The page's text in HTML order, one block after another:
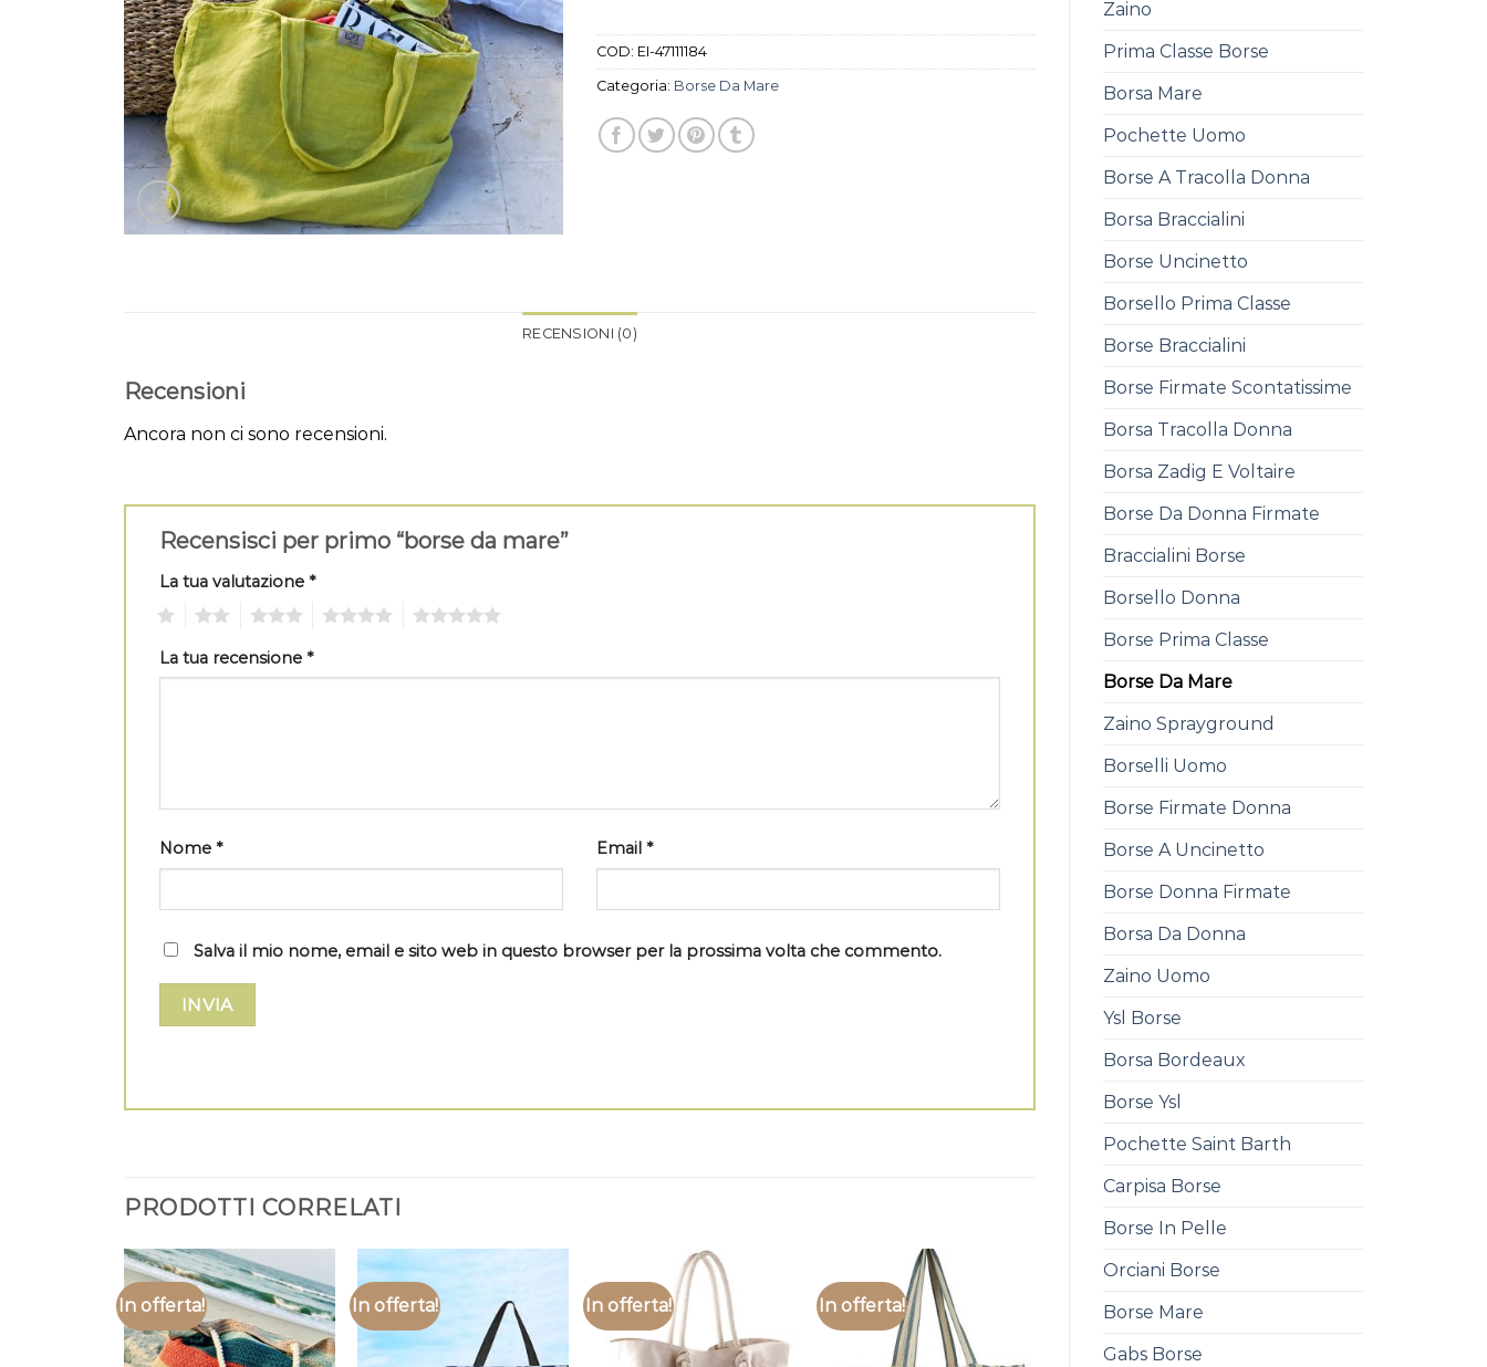
Zaino
Prima Classe Borse
Borsa Mare
Pochette Uomo
Borse A Tracolla Donna
Borsa Braccialini
Borse Uncinetto
Borsello Prima Classe
Borse Braccialini
Borse Firmate Scontatissime
Borsa Tracolla Donna
Borsa Zadig E Voltaire
Borse Da Donna Firmate
Braccialini Borse
Borsello Donna
Borse Prima Classe
Borse Da Mare
Zaino Sprayground
Borselli Uomo
Borse Firmate Donna
Borse A Uncinetto
Borse Donna Firmate
Borsa Da Donna
Zaino Uomo
Ysl Borse
Borsa Bordeaux
Borse Ysl
Pochette Saint Barth
Carpisa Borse
Borse In Pelle
Orciani Borse
Borse Mare
Gabs Borse
COD: EI-47111184
Categoria: Borse Da Mare
RECENSIONI (0)
Recensioni
Ancora non ci sono recensioni.
Recensisci per primo “borse da mare”
La tua valutazione *
La tua recensione *
Nome * Email *
Salva il mio nome, email e sito web in questo browser per la prossima volta che commento.
PRODOTTI CORRELATI
In offerta! In offerta! In offerta! In offerta!